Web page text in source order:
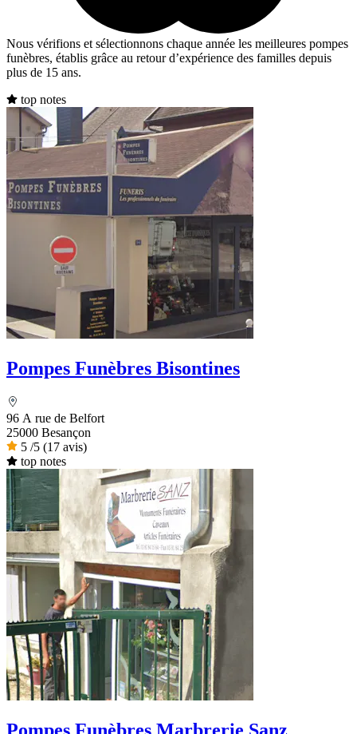
Nous vérifions et sélectionnons chaque année les meilleures pompes
funèbres, établis grâce au retour d’expérience des familles depuis
plus de 15 ans.
top notes
Pompes Funèbres Bisontines
96 A rue de Belfort
25000 Besançon
5 /5 (17 avis)
top notes
Pompes Funèbres Marbrerie Sanz